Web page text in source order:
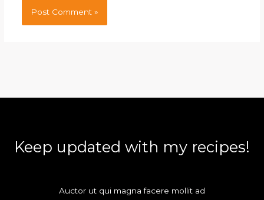
Keep updated with my recipes!
Auctor ut qui magna facere mollit ad